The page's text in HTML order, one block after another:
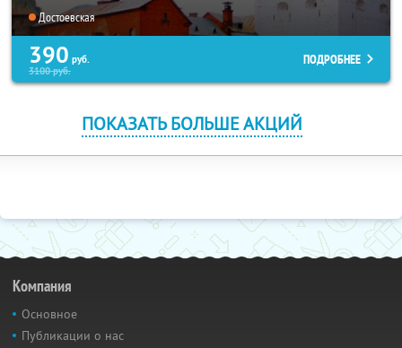
Достоевская
390 руб.
3100руб.
ПОДРОБНЕЕ
ПОКАЗАТЬ БОЛЬШЕ АКЦИЙ
Компания
Основное
Публикации о нас